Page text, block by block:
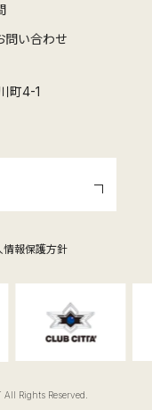
問い合わせ
町4-1
情報保護方針
Rights Reserved.